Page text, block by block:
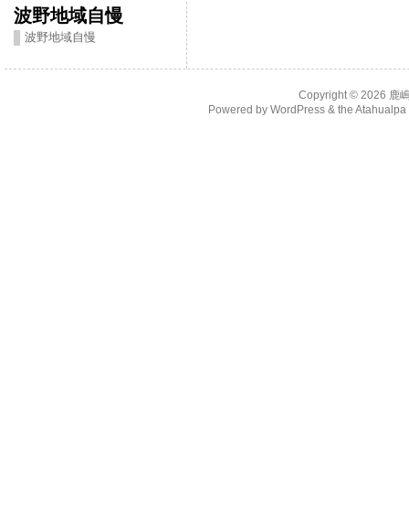
波野地域自慢
波野地域自慢
Copyright © 2026 鹿
Powered by WordPress& the Atahualpa